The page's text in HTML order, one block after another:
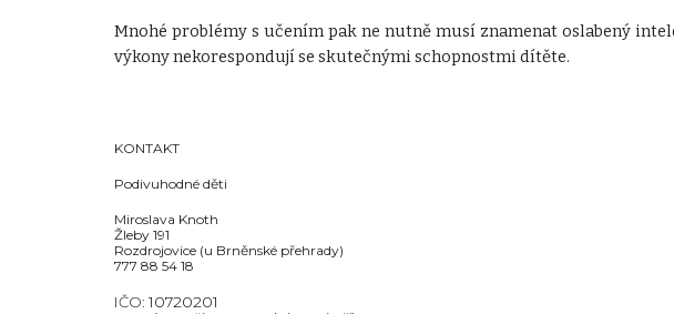
Mnohé problémy s učením pak ne nutně musí znamenat oslabený
výkony nekorespondují se skutečnými schopnostmi dítěte.
KONTAKT
Podivuhodné děti
Miroslava Knoth
Žleby 191
Rozdrojovice (u Brněnské přehrady)
777 88 54 18
IČO:10720201